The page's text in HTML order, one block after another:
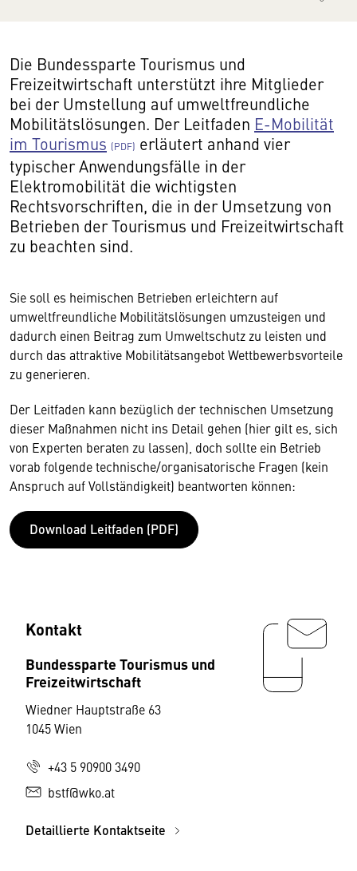
Die Bundessparte Tourismus und
Freizeitwirtschaft unterstützt ihre Mitglieder
bei der Umstellung auf umweltfreundliche
Mobilitätslösungen. Der Leitfaden E-Mobilität
im Tourismus
erläutert anhand vier
typischer Anwendungsfälle in der
Elektromobilität die wichtigsten
Rechtsvorschriften, die in der Umsetzung von
Betrieben der Tourismus und Freizeitwirtschaft
zu beachten sind.
Sie soll es heimischen Betrieben erleichtern auf
umweltfreundliche Mobilitätslösungen umzusteigen und
dadurch einen Beitrag zum Umweltschutz zu leisten und
durch das attraktive Mobilitätsangebot Wettbewerbsvorteile
zu generieren.
Der Leitfaden kann bezüglich der technischen Umsetzung
dieser Maßnahmen nicht ins Detail gehen (hier gilt es, sich
von Experten beraten zu lassen), doch sollte ein Betrieb
vorab folgende technische/organisatorische Fragen (kein
Anspruch auf Vollständigkeit) beantworten können:
Download Leitfaden (PDF)
Kontakt
Bundessparte Tourismus und
Freizeitwirtschaft
Wiedner Hauptstraße 63
1045 Wien
+43 5 90900 3490
bstf@wko.at
Detaillierte Kontaktseite